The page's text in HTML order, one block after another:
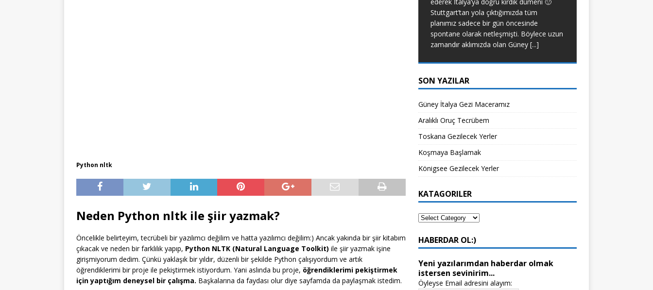
Python nltk
Neden Python nltk ile şiir yazmak?
Öncelikle belirteyim, tecrübeli bir yazılımcı değilim ve hatta yazılımcı değilim:) Ancak yakında bir şiir kitabım
çıkacak ve neden bir farklılık yapıp, Python NLTK (Natural Language Toolkit) ile şiir yazmak işine
girişmiyorum dedim. Çünkü yaklaşık bir yıldır, düzenli bir şekilde Python çalışıyordum ve artık
öğrendiklerimi bir proje ile pekiştirmek istiyordum. Yani aslında bu proje, öğrendiklerimi pekiştirmek
için yaptığım deneysel bir çalışma. Başkalarına da faydası olur diye sayfamda da paylaşmak istedim.
Stuttgart’tan yola çıktığımızda tüm
planımız sadece bir gün öncesinde
spontane olarak netleşmişti. Böylece uzun
zamandır aklımızda olan Güney [...]
SON YAZILAR
Güney İtalya Gezi Maceramız
Aralıklı Oruç Tecrübem
Toskana Gezilecek Yerler
Koşmaya Başlamak
Königsee Gezilecek Yerler
KATAGORILER
HABERDAR OL:)
Yeni yazılarımdan haberdar olmak
istersen sevinirim...
Öyleyse Email adresini alayım: